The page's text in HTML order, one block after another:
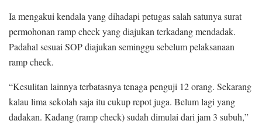
Ia mengakui kendala yang dihadapi petugas salah satunya surat
permohonan ramp check yang diajukan terkadang mendadak.
Padahal sesuai SOP diajukan seminggu sebelum pelaksanaan
ramp check.
“Kesulitan lainnya terbatasnya tenaga penguji 12 orang. Sekarang
kalau lima sekolah saja itu cukup repot juga. Belum lagi yang
dadakan. Kadang (ramp check) sudah dimulai dari jam 3 subuh,”